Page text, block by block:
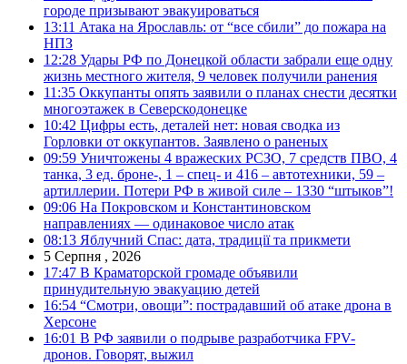
городе призывают эвакуироваться
13:11 Атака на Ярославль: от “все сбили” до пожара на
НПЗ
12:28 Удары РФ по Донецкой области забрали еще одну
жизнь местного жителя, 9 человек получили ранения
11:35 Оккупанты опять заявили о планах снести десятки
многоэтажек в Северскодонецке
10:42 Цифры есть, деталей нет: новая сводка из
Горловки от оккупантов. Заявлено о раненых
09:59 Уничтожены 4 вражеских РСЗО, 7 средств ПВО, 4
танка, 3 ед. броне-, 1 – спец- и 416 – автотехники, 59 –
артиллерии. Потери РФ в живой силе – 1330 “штыков”!
09:06 На Покровском и Константиновском
направлениях — одинаковое число атак
08:13 Яблучний Спас: дата, традиції та прикмети
5 Серпня , 2026
17:47 В Краматорской громаде объявили
принудительную эвакуацию детей
16:54 “Смотри, овощи”: пострадавший об атаке дрона в
Херсоне
16:01 В РФ заявили о подрыве разработчика FPV-
дронов. Говорят, выжил